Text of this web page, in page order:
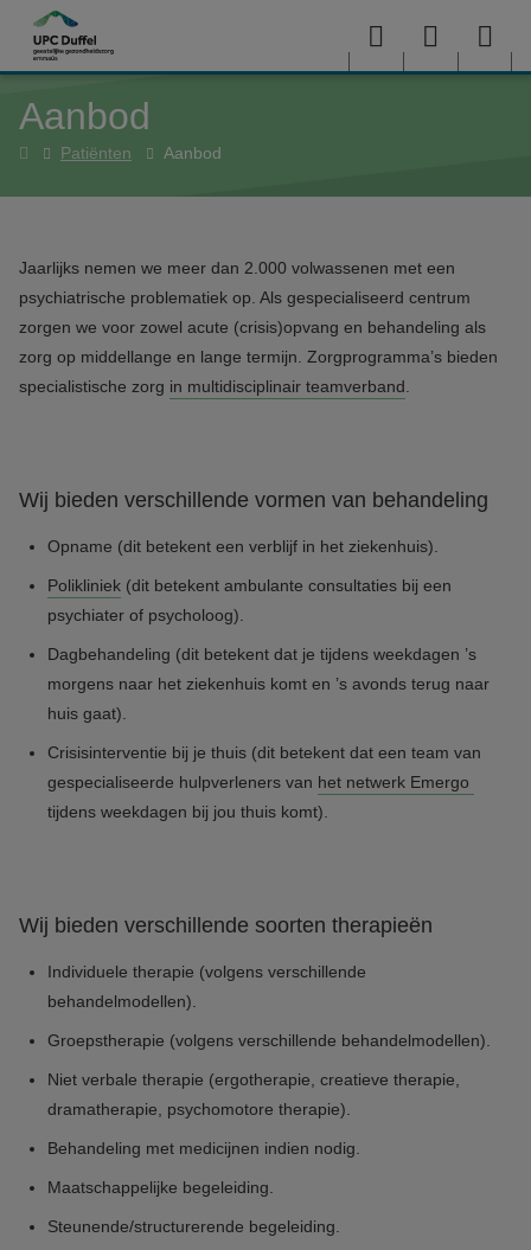
Overslaan en naar de inhoud gaan
Menu User
Aanbod
HomePatiënten Aanbod
Jaarlijks nemen we meer dan 2.000 volwassenen met een
psychiatrische problematiek op. Als gespecialiseerd centrum
zorgen we voor zowel acute (crisis)opvang en behandeling als
zorg op middellange en lange termijn. Zorgprogramma’s bieden
specialistische zorg in multidisciplinair teamverband
Wij bieden verschillende vormen van behandeling
Opname (dit betekent een verblijf in het ziekenhuis).
Polikliniek (dit betekent ambulante consultaties bij een
psychiater of psycholoog).
Dagbehandeling (dit betekent dat je tijdens weekdagen ’s
morgens naar het ziekenhuis komt en ’s avonds terug naar
huis gaat).
Crisisinterventie bij je thuis (dit betekent dat een team van
gespecialiseerde hulpverleners van het netwerk Emergo
tijdens weekdagen bij jou thuis komt).
Wij bieden verschillende soorten therapieën
Individuele therapie (volgens verschillende
behandelmodellen).
Groepstherapie (volgens verschillende behandelmodellen).
Niet verbale therapie (ergotherapie, creatieve therapie,
dramatherapie, psychomotore therapie).
Behandeling met medicijnen indien nodig.
Maatschappelijke begeleiding.
Steunende/structurerende begeleiding.